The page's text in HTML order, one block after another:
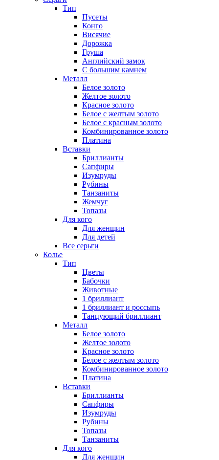
Тип
Пусеты
Конго
Висячие
Дорожка
Груша
Английский замок
С большим камнем
Металл
Белое золото
Желтое золото
Красное золото
Белое с желтым золото
Белое с красным золото
Комбинированное золото
Платина
Вставки
Бриллианты
Сапфиры
Изумруды
Рубины
Танзаниты
Жемчуг
Топазы
Для кого
Для женщин
Для детей
Все серьги
Колье
Тип
Цветы
Бабочки
Животные
1 бриллиант
1 бриллиант и россыпь
Танцующий бриллиант
Металл
Белое золото
Желтое золото
Красное золото
Белое с желтым золото
Комбинированное золото
Платина
Вставки
Бриллианты
Сапфиры
Изумруды
Рубины
Топазы
Танзаниты
Для кого
Для женщин